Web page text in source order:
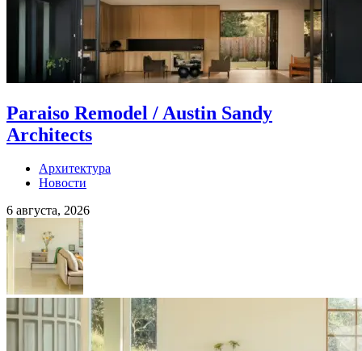
Paraiso Remodel / Austin Sandy
Architects
Архитектура
Новости
6 августа, 2026